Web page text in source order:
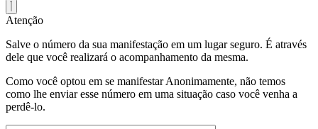
Atenção
Salve o número da sua manifestação em um lugar seguro. É através
dele que você realizará o acompanhamento da mesma.
Como você optou em se manifestar Anonimamente, não temos
como lhe enviar esse número em uma situação caso você venha a
perdê-lo.